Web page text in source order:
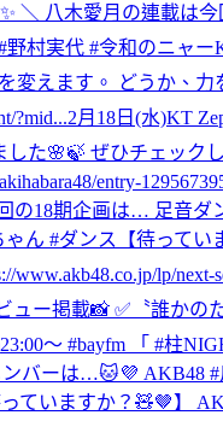
＼ 八木愛月の連載
村実代 #令和のニャー
す。 どうか、力を
?mid...2月18日(水)KT
🌸🍃 ぜひチェック
entry-
の18期企画は… 足音
ん #ダンス
【待って
lp/
ー掲載📸 ✅〝誰かの
～ #bayfm 「 #柱
バーは…🐱💜 AKB48
っていますか？🧸🤎】